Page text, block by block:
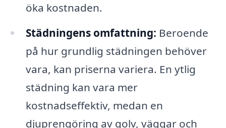
öka kostnaden.
Städningens omfattning: Beroende
på hur grundlig städningen behöver
vara, kan priserna variera. En ytlig
städning kan vara mer
kostnadseffektiv, medan en
djuprengöring av golv, väggar och